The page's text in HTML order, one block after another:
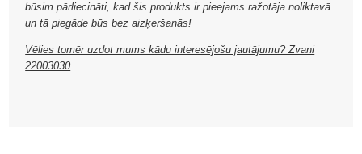
būsim pārliecināti, kad šis produkts ir pieejams ražotāja noliktavā
un tā piegāde būs bez aizķeršanās!
Vēlies tomēr uzdot mums kādu interesējošu jautājumu? Zvani
22003030